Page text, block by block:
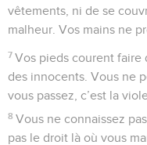
vêtements, ni de se
malheur. Vos mains ne
7 Vos pieds courent faire
des innocents. Vous ne
vous passez, c’est la
8 Vous ne connaissez
pas le droit là où vous